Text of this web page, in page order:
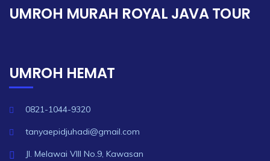
UMROH MURAH ROYAL JAVA TOUR
UMROH HEMAT
0821-1044-9320
tanyaepidjuhadi@gmail.com
Jl. Melawai VIII No.9, Kawasan